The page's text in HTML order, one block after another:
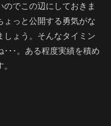
でこの辺にしておきま
ょっと公開する勇気がな
しょう。そんなタイミン
･･。ある程度実績を積め